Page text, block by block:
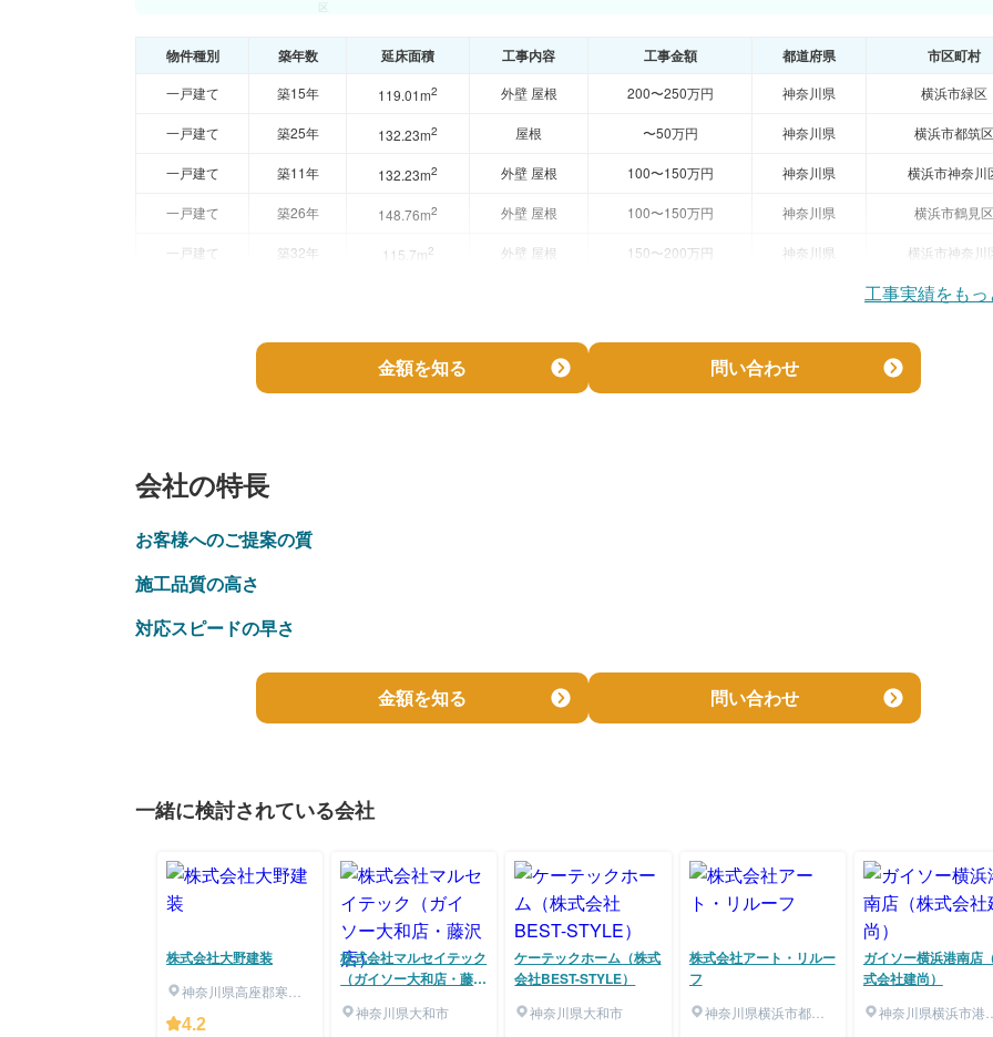
物件種別 築年数 延床面積 工事内容 工事金額 都道府県 市区町村
一戸建て 築15年 119.01m2 外壁 屋根 200〜250万円 神奈川県 横浜市緑区
一戸建て 築25年 132.23m2 屋根 〜50万円 神奈川県 横浜市都筑区
一戸建て 築11年 132.23m2 外壁 屋根 100〜150万円 神奈川県 横浜市神奈川
一戸建て 築26年 148.76m2 外壁 屋根 100〜150万円 神奈川県 横浜市鶴見区
一戸建て 築32年 115.7m2 外壁 屋根 150〜200万円 神奈川県 横浜市神奈川
工事実績をも
金額を知る 問い合わせ
会社の特長
お客様へのご提案の質
施工品質の高さ
対応スピードの早さ
金額を知る 問い合わせ
一緒に検討されている会社
株式会社大野建装
神奈川県高座郡寒川
4.2
株式会社マルセイテック
（ガイソー大和店・藤沢
神奈川県大和市
ケーテックホーム（株式
会社BEST-STYLE）
神奈川県大和市
株式会社アート・リルー
フ
神奈川県横浜市都筑
ガイソー横浜港南店
式会社建尚）
神奈川県横浜市港